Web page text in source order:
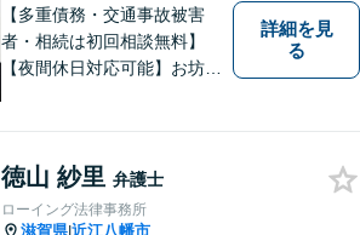
【多重債務・交通事故被害
者・相続は初回相談無料】
【夜間休日対応可能】お坊さ
の目線で敷居が低い弁護士と
して、親身にあなたの立場に
立って、ご相談に対応いたし
詳細を見
る
徳山 紗里 弁護士
ローイング法律事務所
滋賀県|近江八幡市